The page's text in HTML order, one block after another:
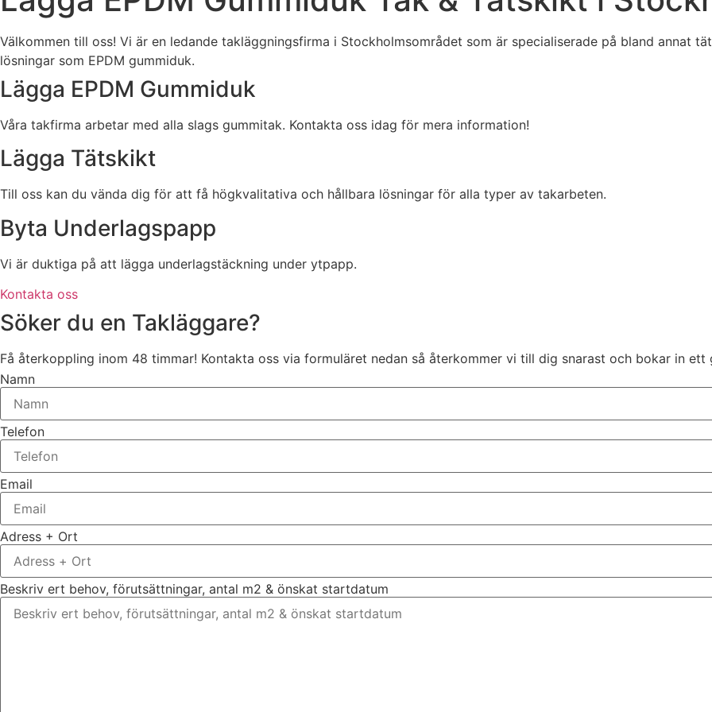
Välkommen till oss! Vi är en ledande takläggningsfirma i Stockholmsområdet som är specialiserade på bland annat
lösningar som EPDM gummiduk.
Lägga EPDM Gummiduk
Våra takfirma arbetar med alla slags gummitak. Kontakta oss idag för mera information!
Lägga Tätskikt
Till oss kan du vända dig för att få högkvalitativa och hållbara lösningar för alla typer av takarbeten.
Byta Underlagspapp
Vi är duktiga på att lägga underlagstäckning under ytpapp.
Kontakta oss
Söker du en Takläggare?
Få återkoppling inom 48 timmar! Kontakta oss via formuläret nedan så återkommer vi till dig snarast och bokar in ett
Namn
Telefon
Email
Adress + Ort
Beskriv ert behov, förutsättningar, antal m2 & önskat startdatum